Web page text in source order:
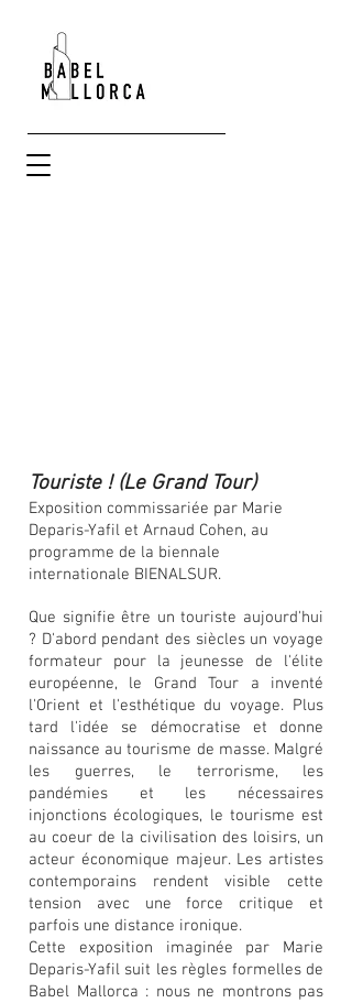
Touriste ! (Le Grand Tour)
Exposition commissariée par Marie
Deparis-Yafil et Arnaud Cohen, au
programme de la biennale
internationale BIENALSUR.
Que signifie être un touriste aujourd'hui
? D'abord pendant des siècles un voyage
formateur pour la jeunesse de l'élite
européenne, le Grand Tour a inventé
l'Orient et l'esthétique du voyage. Plus
tard l'idée se démocratise et donne
naissance au tourisme de masse. Malgré
les guerres, le terrorisme, les
pandémies et les nécessaires
injonctions écologiques, le tourisme est
au coeur de la civilisation des loisirs, un
acteur économique majeur. Les artistes
contemporains rendent visible cette
tension avec une force critique et
parfois une distance ironique.
Cette exposition imaginée par Marie
Deparis-Yafil suit les règles formelles de
Babel Mallorca : nous ne montrons pas